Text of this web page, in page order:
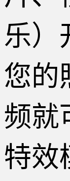
乐）
您的
频就
特效